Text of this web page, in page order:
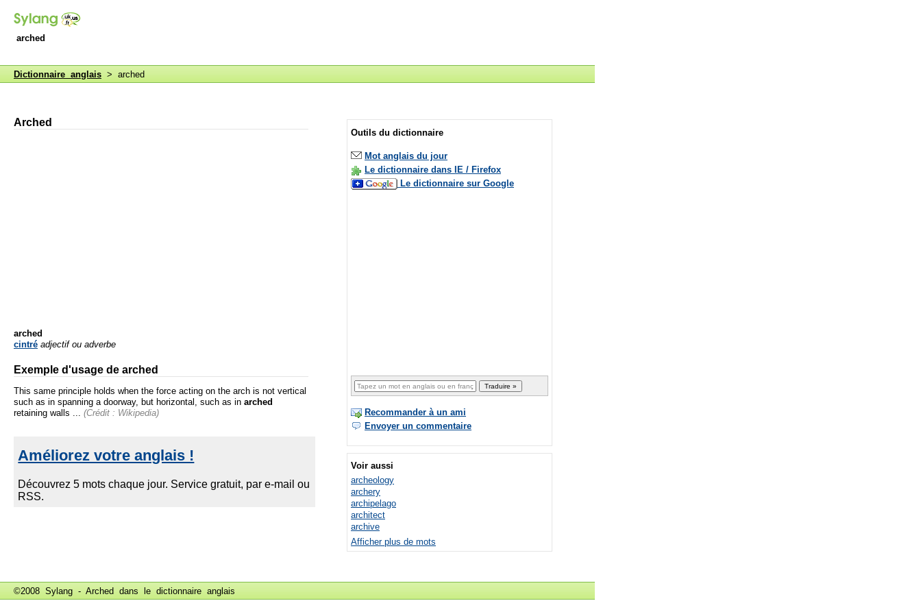
arched
Dictionnaire anglais > arched
Arched
arched
cintré adjectif ou adverbe
Exemple d'usage de arched
This same principle holds when the force acting on the arch is not vertical
such as in spanning a doorway, but horizontal, such as in arched
retaining walls ...
(Crédit : Wikipedia)
Outils du dictionnaire
Mot anglais du jour
Le dictionnaire dans IE / Firefox
Le dictionnaire sur Google
Recommander à un ami
Envoyer un commentaire
Voir aussi
archeology
archery
archipelago
architect
archive
Afficher plus de mots
©2008 Sylang - Arched dans le dictionnaire anglais